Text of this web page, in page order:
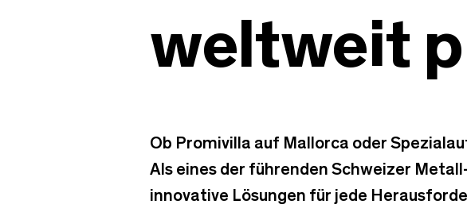
weltweit
Ob Promivilla auf Mallorca oder
Als eines der führenden Schweizer
innovative Lösungen für jede